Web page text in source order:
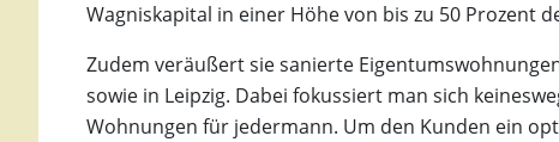
Wagniskapital in einer Höhe von bis zu 50 Prozent
Zudem veräußert sie sanierte
sowie in Leipzig. Dabei fokussiert man sich
Wohnungen für jedermann. Um den Kunden ein